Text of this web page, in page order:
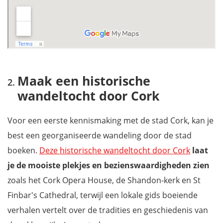
Maak een historische
wandeltocht door Cork
Voor een eerste kennismaking met de stad Cork, kan je
best een georganiseerde wandeling door de stad
boeken. Deze historische wandeltocht door Cork laat
je de mooiste plekjes en bezienswaardigheden zien
zoals het Cork Opera House, de Shandon-kerk en St
Finbar's Cathedral, terwijl een lokale gids boeiende
verhalen vertelt over de tradities en geschiedenis van